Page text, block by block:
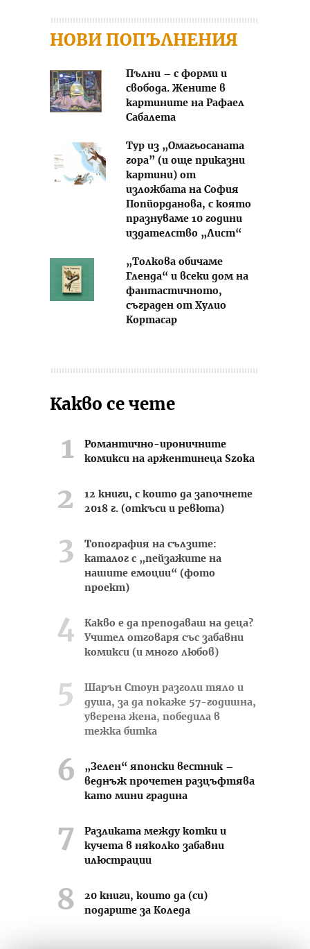
НОВИ ПОПЪЛНЕНИЯ
Пълни – с форми и
свобода. Жените в
картините на Рафаел
Сабалета
Тур из „Омагьосаната
гора” (и още приказни
картини) от
изложбата на София
Попйорданова, с която
празнуваме 10 години
издателство „Лист“
„Толкова обичаме
Гленда“ и всеки дом на
фантастичното,
съграден от Хулио
Кортасар
Какво се чете
Романтично-ироничните
комикси на аржентинеца Szoka
12 книги, с които да започнете
2018 г. (откъси и ревюта)
Топография на сълзите:
каталог с „пейзажите на
нашите емоции“ (фото
проект)
Какво е да преподаваш на деца?
Учител отговаря със забавни
комикси (и много любов)
Шарън Стоун разголи тяло и
душа, за да покаже 57-годишна,
уверена жена, победила в
тежка битка
„Зелен“ японски вестник –
веднъж прочетен разцъфтява
като мини градина
Разликата между котки и
кучета в няколко забавни
илюстрации
20 книги, които да (си)
подарите за Коледа